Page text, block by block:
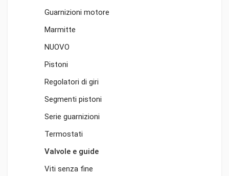
Guarnizioni motore
Marmitte
NUOVO
Pistoni
Regolatori di giri
Segmenti pistoni
Serie guarnizioni
Termostati
Valvole e guide
Viti senza fine